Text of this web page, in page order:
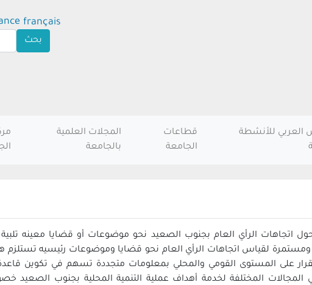
العربي للأنشطة
قطاعات
الجامعة
المجلات العلمية
بالجامعة
اتجاهات الرأي العام بجنوب الصعيد نحو موضوعات أو قضايا معينه تلبية
ومستمرة لقياس اتجاهات الرأي العام نحو قضايا وموضوعات رئيسيه تستلزم
على المستوى القومي والمحلي بمعلومات متجددة تسهم في تكوين
المجالات المختلفة لخدمة أهداف عملية التنمية المحلية بجنوب الصعيد
français